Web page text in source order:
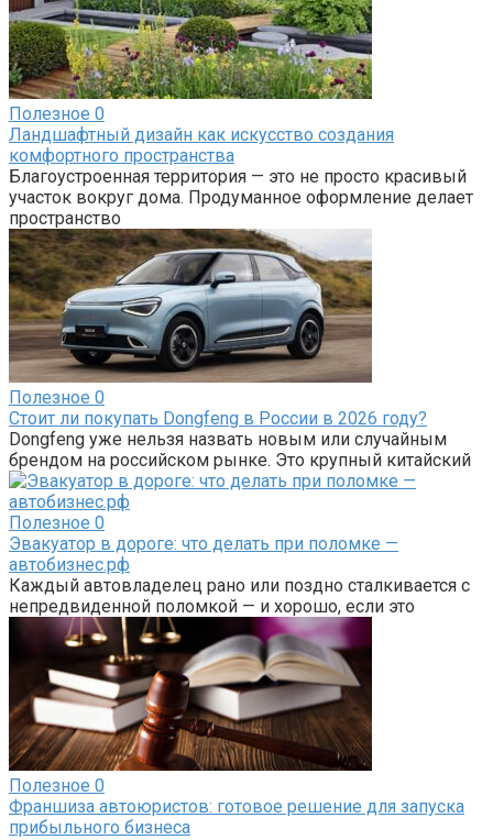
Полезное 0
Ландшафтный дизайн как искусство создания
комфортного пространства
Благоустроенная территория — это не просто красивый
участок вокруг дома. Продуманное оформление делает
пространство
Полезное 0
Стоит ли покупать Dongfeng в России в 2026 году?
Dongfeng уже нельзя назвать новым или случайным
брендом на российском рынке. Это крупный китайский
Полезное 0
Эвакуатор в дороге: что делать при поломке —
автобизнес.рф
Каждый автовладелец рано или поздно сталкивается с
непредвиденной поломкой — и хорошо, если это
Полезное 0
Франшиза автоюристов: готовое решение для запуска
прибыльного бизнеса